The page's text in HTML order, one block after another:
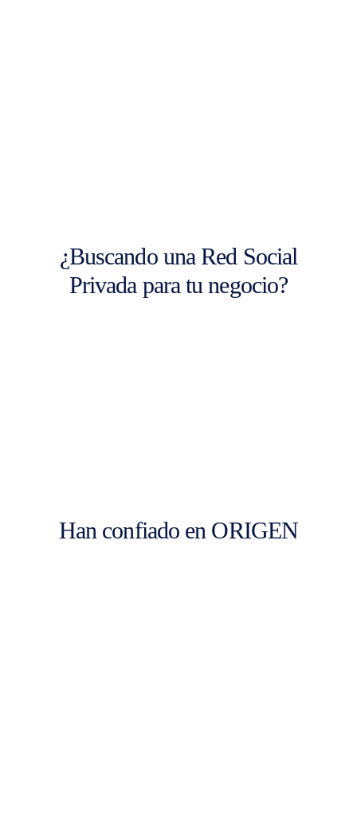
¿Buscando una Red Social
Privada para tu negocio?
Han confiado en ORIGEN